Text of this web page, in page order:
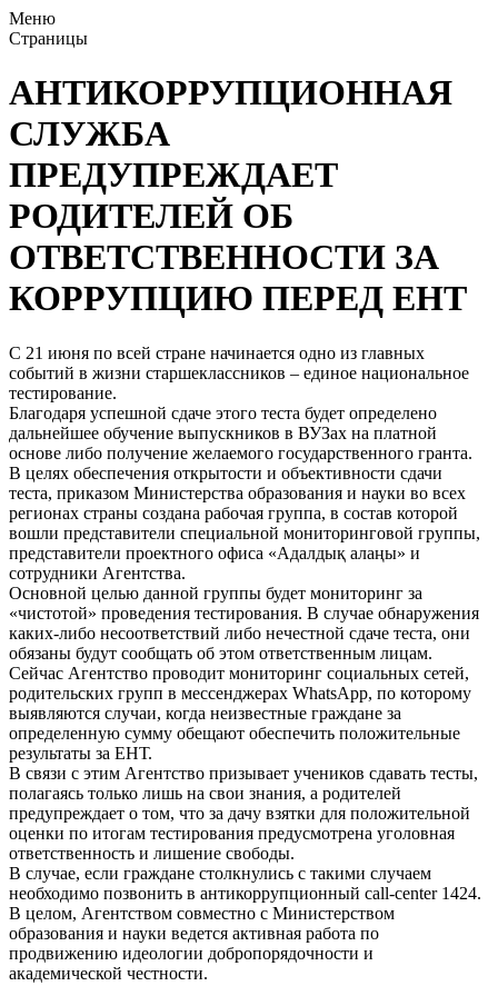
Меню
Страницы
АНТИКОРРУПЦИОННАЯ
СЛУЖБА
ПРЕДУПРЕЖДАЕТ
РОДИТЕЛЕЙ ОБ
ОТВЕТСТВЕННОСТИ ЗА
КОРРУПЦИЮ ПЕРЕД ЕНТ
С 21 июня по всей стране начинается одно из главных
событий в жизни старшеклассников – единое национальное
тестирование.
Благодаря успешной сдаче этого теста будет определено
дальнейшее обучение выпускников в ВУЗах на платной
основе либо получение желаемого государственного гранта.
В целях обеспечения открытости и объективности сдачи
теста, приказом Министерства образования и науки во всех
регионах страны создана рабочая группа, в состав которой
вошли представители специальной мониторинговой группы,
представители проектного офиса «Адалдық алаңы» и
сотрудники Агентства.
Основной целью данной группы будет мониторинг за
«чистотой» проведения тестирования. В случае обнаружения
каких-либо несоответствий либо нечестной сдаче теста, они
обязаны будут сообщать об этом ответственным лицам.
Сейчас Агентство проводит мониторинг социальных сетей,
родительских групп в мессенджерах WhatsApp, по которому
выявляются случаи, когда неизвестные граждане за
определенную сумму обещают обеспечить положительные
результаты за ЕНТ.
В связи с этим Агентство призывает учеников сдавать тесты,
полагаясь только лишь на свои знания, а родителей
предупреждает о том, что за дачу взятки для положительной
оценки по итогам тестирования предусмотрена уголовная
ответственность и лишение свободы.
В случае, если граждане столкнулись с такими случаем
необходимо позвонить в антикоррупционный call-center 1424.
В целом, Агентством совместно с Министерством
образования и науки ведется активная работа по
продвижению идеологии добропорядочности и
академической честности.